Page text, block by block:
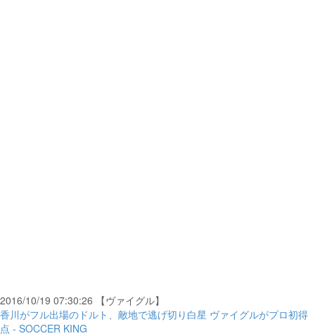
2016/10/19 07:30:26 【ヴァイグル】
香川がフル出場のドルト、敵地で逃げ切り白星 ヴァイグルがプロ初得
点 - SOCCER KING